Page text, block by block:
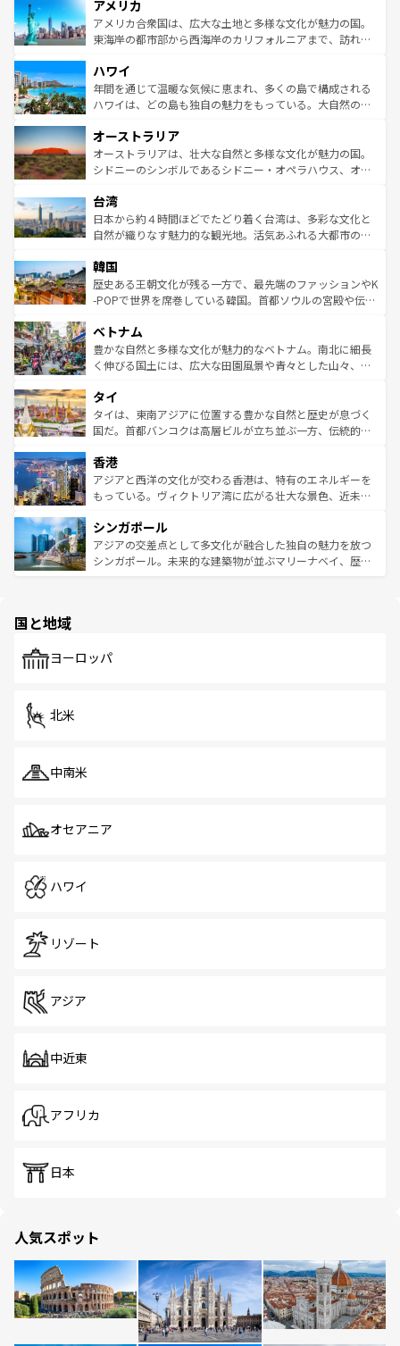
ンツ一覧を参照してほしい。
の建物がそのまま残る町や、スイスならではのユニークな
博物館もあり、アルプス観光だけでなく町歩きも満喫する
ことができる。国民の所得が高いため物価も高いが、旅行
ば市内交通費無料で観光を楽しむこともできる。 なお、新
着のスイス情報はコンテンツ一覧 を参照してほしい。
アメリカ
アメリカ合衆国は、広大な土地と多様な文化が魅力の国。
東海岸の都市部から西海岸のカリフォルニアまで、訪れる
のような巨大都市は、観光、ショッピング、エンターテイ
ンメントが詰まった刺激的なスポットだ。一方、アメリカ
西部には大自然が広がり、グランドキャニオンやイエロー
部のニューオーリンズでは、音楽と美食が融合した独特の
文化が魅力。旅行者はアメリカの各地域で異なる魅力を楽
しみながら、その多様性と豊かな歴史を感じることができ
ならではの贅沢な旅のスタイルだ。 なお、新着のアメリカ
情報はコンテンツ一覧を参照してほしい。
ハワイ
年間を通じて温暖な気候に恵まれ、多くの島で構成される
ハワイは、どの島も独自の魅力をもっている。大自然の神
ワイ島は見逃せない。また、定番の観光地といえばオアフ
島だが、静かな自然を求めるならマウイ島やカウアイ島が
おすすめ。エメラルドグリーンに輝く海をはじめ、豊かな
れるおもてなしの心で訪れる人々を迎えてくれるハワイの
人々、おいしいローカルフードやハワイアンミュージッ
ク、伝統的なフラダンスなど、すべてがハワイの魅力を彩
ワイを、存分に味わってほしい。 なお、新着のハワイ情報
はコンテンツ一覧を参照してほしい。
オーストラリア
オーストラリアは、壮大な自然と多様な文化が魅力の国。
シドニーのシンボルであるシドニー・オペラハウス、オー
リアリーフや大陸中央部にそびえるウルル（エアーズロッ
ク）、タスマニアの美しい原生林やケアンズの熱帯雨林な
ど、見どころがたくさん。また、カフェやワイン、オージ
いる。アクティビティも充実しており、サーフィンやダイ
ビング、ハイキングなど、アウトドア好きにはたまらな
い。オーストラリアの多彩な魅力を存分に味わいつくそ
参照してほしい。
台湾
日本から約４時間ほどでたどり着く台湾は、多彩な文化と
自然が織りなす魅力的な観光地。活気あふれる大都市の台
ン）、静ひつな山岳地帯である台湾東部など、都市の喧騒
と山間の静けさが共存しており、訪れる人に新しい発見と
驚きをもたらしてくれる。また、奥深い台湾の食文化も魅
容にもいいと評判のスイーツなど、バラエティ豊かな料理
が味わえる。 なお、新着の台湾情報は コンテンツ一覧を参
照してほしい。
韓国
歴史ある王朝文化が残る一方で、最先端のファッションやK
-POPで世界を席巻している韓国。首都ソウルの宮殿や伝統
き、地方に足を延ばせば四季折々の自然美を楽しむことが
できる。そして、キムチや焼肉、絶品のストリートフード
まで、さまざまな韓国料理が待っている。夜には、韓国な
リティに包まれながら、韓国の多彩な魅力を心ゆくまで味
わってみてほしい。 なお、新着の韓国情報はコンテンツ一
覧を参照してほしい。
ベトナム
豊かな自然と多様な文化が魅力的なベトナム。南北に細長
く伸びる国土には、広大な田園風景や青々とした山々、世
急速な発展と共に伝統が息づく。ハノイの古い町並みやホ
ーチミン市のフランス統治時代の建物も、独特の雰囲気を
醸し出している。また、バラエティの豊かさとおいしさで
とつ。フォーやバインミー、ベトナムコーヒーなどは、ぜ
ひ現地で味わいたい。どの地域を訪れてもあたたかい人々
が旅行者を迎えてくれるので、きっと忘れられない旅にな
参照してほしい。
タイ
タイは、東南アジアに位置する豊かな自然と歴史が息づく
国だ。首都バンコクは高層ビルが立ち並ぶ一方、伝統的な
の活気が交差している。北部ではチェンマイなどの山岳地
帯で自然と触れ合い、南部ではプーケットやクラビの美し
いビーチでリゾート気分を楽しむことができる。タイ料理
激する。気候は一年中温暖で、どの季節にも異なる楽しみ
が待っている。親しみやすいタイの人々、仏教を中心とし
た文化、そして多様な観光資源が、訪れる旅人を魅了し続
香港
アジアと西洋の文化が交わる香港は、特有のエネルギーを
もっている。ヴィクトリア湾に広がる壮大な景色、近未来
み、どこを訪れても感動するはず。観光スポットが密集し
ており、効率よく見どころを回れるのも魅力。息をのむよ
うな絶景から文化的な体験まで、香港を存分に楽しみ尽く
シンガポール
アジアの交差点として多文化が融合した独自の魅力を放つ
シンガポール。未来的な建築物が並ぶマリーナベイ、歴史
で、ホーカーズは地元の風情を楽しめる外せないスポット
国と地域
ヨーロッパ
北米
中南米
オセアニア
ハワイ
リゾート
アジア
中近東
アフリカ
日本
人気スポット